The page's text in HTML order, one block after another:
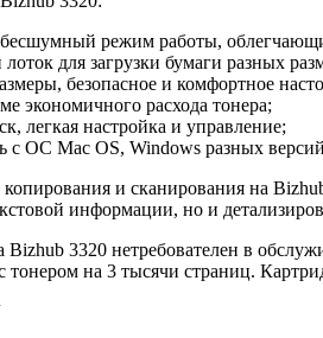
режим работы,
для загрузки бумаги разных
безопасное и комфортное
экономичного расхода тонера;
легкая настройка и управление;
с ОС Mac OS, Windows разных
и сканирования на
информации, но и
3320 нетребователен в
тонером на 3 тысячи страниц.